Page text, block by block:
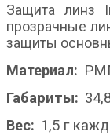
Защита линз
прозрачные
защиты
Материал:
Габариты:
Вес: 1,5 г